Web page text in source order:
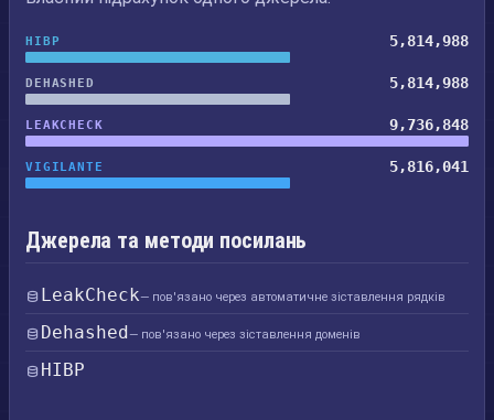
HIBP 5,814,988
DEHASHED 5,814,988
LEAKCHECK 9,736,848
VIGILANTE 5,816,041
Джерела та методи посилань
LeakCheck— пов'язано через автоматичне зіставлення рядків
Dehashed— пов'язано через зіставлення доменів
HIBP